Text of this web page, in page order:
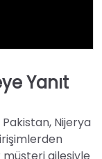
Yanıt
Nijerya